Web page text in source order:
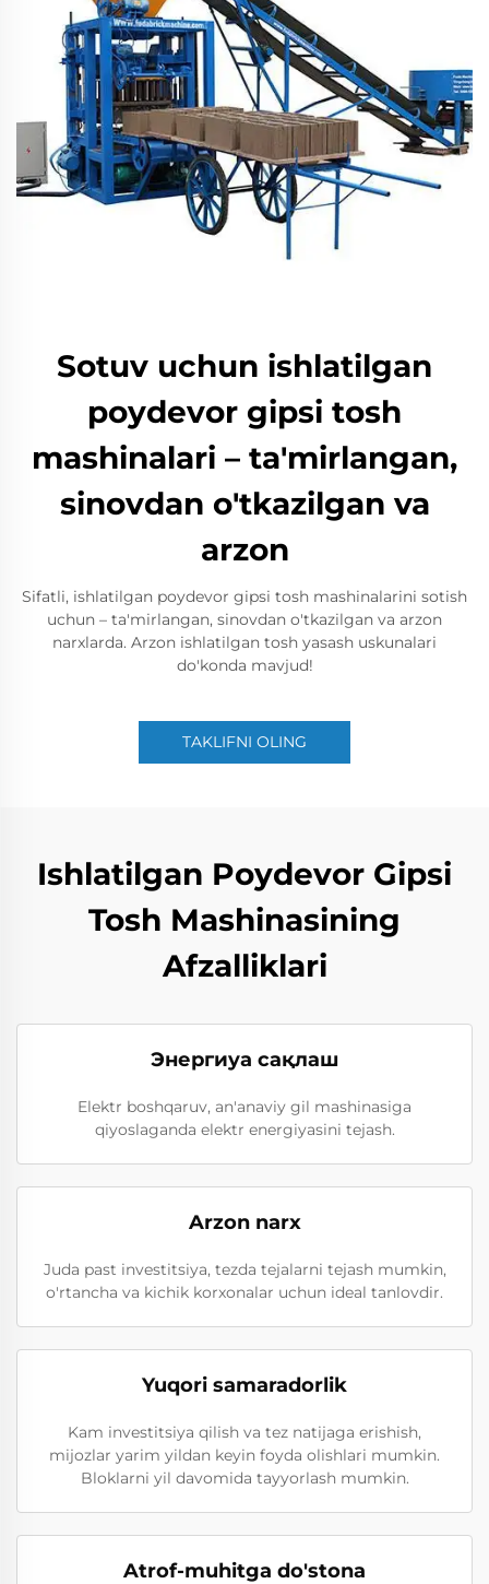
Sotuv uchun ishlatilgan
poydevor gipsi tosh
mashinalari – ta'mirlangan,
sinovdan o'tkazilgan va
arzon
Sifatli, ishlatilgan poydevor gipsi tosh mashinalarini sotish
uchun – ta'mirlangan, sinovdan o'tkazilgan va arzon
narxlarda. Arzon ishlatilgan tosh yasash uskunalari
do'konda mavjud!
TAKLIFNI OLING
Ishlatilgan Poydevor Gipsi
Tosh Mashinasining
Afzalliklari
Энергиya сақлаш
Elektr boshqaruv, an'anaviy gil mashinasiga
qiyoslaganda elektr energiyasini tejash.
Arzon narx
Juda past investitsiya, tezda tejalarni tejash mumkin,
o'rtancha va kichik korxonalar uchun ideal tanlovdir.
Yuqori samaradorlik
Kam investitsiya qilish va tez natijaga erishish,
mijozlar yarim yildan keyin foyda olishlari mumkin.
Bloklarni yil davomida tayyorlash mumkin.
Atrof-muhitga do'stona